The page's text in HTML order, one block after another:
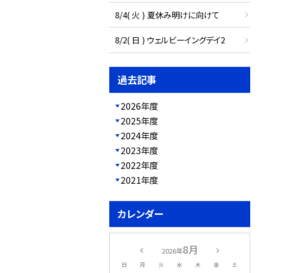
8/4( 火 ) 夏休み明けに向けて
8/2( 日 ) ウェルビーイングデイ2
過去記事
2026年度
2025年度
2024年度
2023年度
2022年度
2021年度
カレンダー
2026年8月
日 月 火 水 木 金 土